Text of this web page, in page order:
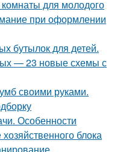
для молодого
при оформлении
бутылок для детей.
— 23 новые схемы с
своими руками.
Особенности
блока